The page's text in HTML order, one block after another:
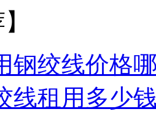
钢绞线价格
线租用多少